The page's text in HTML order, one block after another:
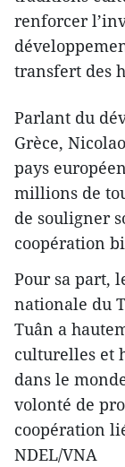
renforcer
transfert des
Par​lant du
Grèce,
pays
millions de
de souligner
coopération
Pour sa part,
nationale du
Tuân a
culturelles et
dans le
volonté de
coopération
NDEL/VNA